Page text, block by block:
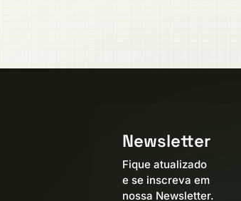
Newsletter
Fique atualizado
e se inscreva em
nossa Newsletter.